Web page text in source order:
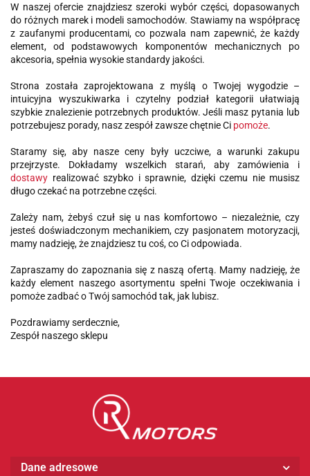
W naszej ofercie znajdziesz szeroki wybór części, dopasowanych
do różnych marek i modeli samochodów. Stawiamy na współpracę
z zaufanymi producentami, co pozwala nam zapewnić, że każdy
element, od podstawowych komponentów mechanicznych po
akcesoria, spełnia wysokie standardy jakości.
Strona została zaprojektowana z myślą o Twojej wygodzie –
intuicyjna wyszukiwarka i czytelny podział kategorii ułatwiają
szybkie znalezienie potrzebnych produktów. Jeśli masz pytania lub
potrzebujesz porady, nasz zespół zawsze chętnie Ci pomoże.
Staramy się, aby nasze ceny były uczciwe, a warunki zakupu
przejrzyste. Dokładamy wszelkich starań, aby zamówienia i
dostawy realizować szybko i sprawnie, dzięki czemu nie musisz
długo czekać na potrzebne części.
Zależy nam, żebyś czuł się u nas komfortowo – niezależnie, czy
jesteś doświadczonym mechanikiem, czy pasjonatem motoryzacji,
mamy nadzieję, że znajdziesz tu coś, co Ci odpowiada.
Zapraszamy do zapoznania się z naszą ofertą. Mamy nadzieję, że
każdy element naszego asortymentu spełni Twoje oczekiwania i
pomoże zadbać o Twój samochód tak, jak lubisz.
Pozdrawiamy serdecznie,
Zespół naszego sklepu
Dane adresowe